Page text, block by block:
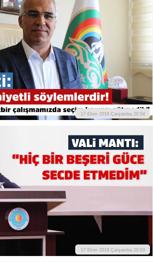
17 Ekim 2018 Çarşamba 20:54
17 Ekim 2018 Çarşamba 20:53